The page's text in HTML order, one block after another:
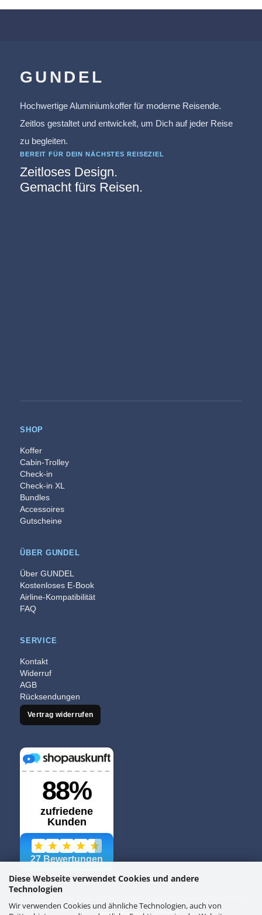
Diese Webseite verwendet Cookies und andere
Technologien
Wir verwenden Cookies und ähnliche Technologien, auch von
GUNDEL
Hochwertige Aluminiumkoffer für moderne Reisende.
Zeitlos gestaltet und entwickelt, um Dich auf jeder Reise
zu begleiten.
BEREIT FÜR DEIN NÄCHSTES REISEZIEL
Zeitloses Design.
Gemacht fürs Reisen.
SHOP
Koffer
Cabin-Trolley
Check-in
Check-in XL
Bundles
Accessoires
Gutscheine
ÜBER GUNDEL
Über GUNDEL
Kostenloses E-Book
Airline-Kompatibilität
FAQ
SERVICE
Kontakt
Widerruf
AGB
Rücksendungen
Vertrag widerrufen